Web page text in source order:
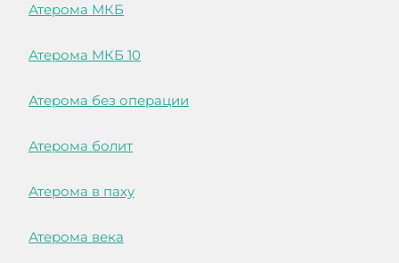
Атерома МКБ
Атерома МКБ 10
Атерома без операции
Атерома болит
Атерома в паху
Атерома века